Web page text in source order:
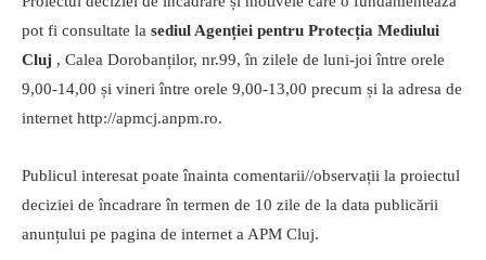
pot fi consultate la sediul Agenției pentru Protecția Mediului
Cluj , Calea Dorobanților, nr.99, în zilele de luni-joi între orele
9,00-14,00 și vineri între orele 9,00-13,00 precum și la adresa de
internet http://apmcj.anpm.ro.
Publicul interesat poate înainta comentarii//observații la proiectul
deciziei de încadrare în termen de 10 zile de la data publicării
anunțului pe pagina de internet a APM Cluj.